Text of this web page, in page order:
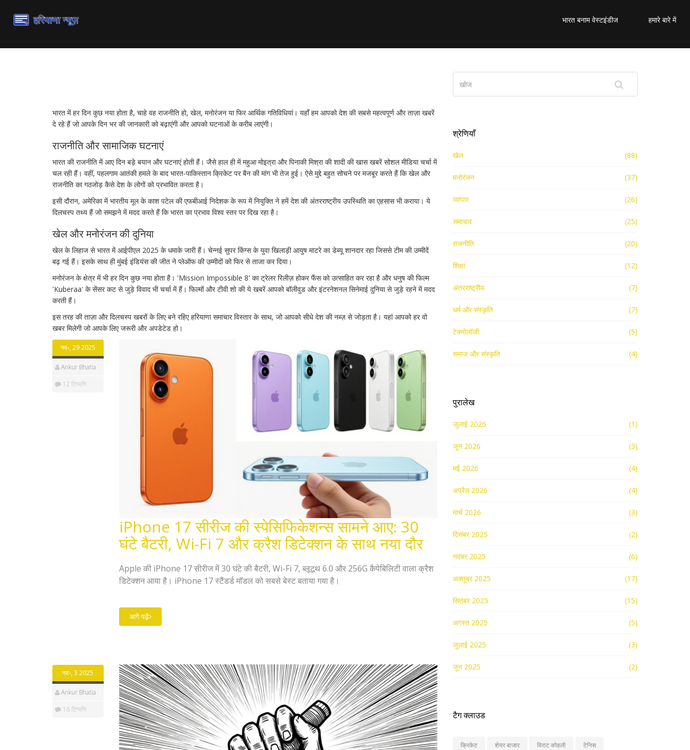
भारत बनाम वेस्टइंडीज हमारे बारे में
भारत में हर दिन कुछ नया होता है, चाहे वह राजनीति हो, खेल, मनोरंजन या फिर आर्थिक गतिविधियां। यहाँ हम आपको देश की सबसे महत्वपूर्ण और ताज़ा खबरें
दे रहे हैं जो आपके दिन भर की जानकारी को बढ़ाएंगी और आपको घटनाओं के करीब लाएंगी।
राजनीति और सामाजिक घटनाएं
भारत की राजनीति में आए दिन बड़े बयान और घटनाएं होती हैं। जैसे हाल ही में महुआ मोइत्रा और पिनाकी मिश्रा की शादी की खास खबरें सोशल मीडिया चर्चा में
चल रही हैं। वहीं, पहलगाम आतंकी हमले के बाद भारत-पाकिस्तान क्रिकेट पर बैन की मांग भी तेज हुई। ऐसे मुद्दे बहुत सोचने पर मजबूर करते हैं कि खेल और
राजनीति का गठजोड़ कैसे देश के लोगों को प्रभावित करता है।
इसी दौरान, अमेरिका में भारतीय मूल के काश पटेल की एफबीआई निदेशक के रूप में नियुक्ति ने हमें देश की अंतरराष्ट्रीय उपस्थिति का एहसास भी कराया। ये
दिलचस्प तथ्य हैं जो समझने में मदद करते हैं कि भारत का प्रभाव विश्व स्तर पर दिख रहा है।
खेल और मनोरंजन की दुनिया
खेल के लिहाज से भारत में आईपीएल 2025 के धमाके जारी हैं। चेन्नई सुपर किंग्स के युवा खिलाड़ी आयुष माटरे का डेब्यू शानदार रहा जिससे टीम की उम्मीदें
बढ़ गई हैं। इसके साथ ही मुंबई इंडियंस की जीत ने प्लेऑफ की उम्मीदों को फिर से ताजा कर दिया।
मनोरंजन के क्षेत्र में भी हर दिन कुछ नया होता है। 'Mission Impossible 8' का ट्रेलर रिलीज़ होकर फैंस को उत्साहित कर रहा है और धनुष की फिल्म
'Kuberaa' के सेंसर कट से जुड़े विवाद भी चर्चा में हैं। फिल्मों और टीवी शो की ये खबरें आपको बॉलीवुड और इंटरनेशनल सिनेमाई दुनिया से जुड़े रहने में मदद
करती हैं।
इस तरह की ताज़ा और दिलचस्प खबरों के लिए बने रहिए हरियाणा समाचार विस्तार के साथ, जो आपको सीधे देश की नब्ज़ से जोड़ता है। यहां आपको हर वो
खबर मिलेगी जो आपके लिए जरूरी और अपडेटेड हो।
नव॰, 29 2025
Ankur Bhatia
12 टिप्पणि
iPhone 17 सीरीज की स्पेसिफिकेशन्स सामने आए: 30
घंटे बैटरी, Wi-Fi 7 और क्रैश डिटेक्शन के साथ नया दौर
Apple की iPhone 17 सीरीज में 30 घंटे की बैटरी, Wi-Fi 7, ब्लूटूथ 6.0 और 256G कैपेबिलिटी वाला क्रैश
डिटेक्शन आया है। iPhone 17 स्टैंडर्ड मॉडल को सबसे बेस्ट बताया गया है।
आगे पढ़ें
नव॰, 3 2025
Ankur Bhatia
16 टिप्पणि
श्रेणियाँ
खेल (88)
मनोरंजन (37)
व्यापार (26)
समाचार (25)
राजनीति (20)
शिक्षा (12)
अंतरराष्ट्रीय (7)
धर्म और संस्कृति (7)
टेक्नोलॉजी (5)
समाज और संस्कृति (4)
पुरालेख
जुलाई 2026 (1)
जून 2026 (3)
मई 2026 (4)
अप्रैल 2026 (4)
मार्च 2026 (3)
दिसंबर 2025 (2)
नवंबर 2025 (6)
अक्तूबर 2025 (17)
सितंबर 2025 (15)
अगस्त 2025 (5)
जुलाई 2025 (3)
जून 2025 (2)
टैग क्लाउड
क्रिकेट शेयर बाजार विराट कोहली टेनिस